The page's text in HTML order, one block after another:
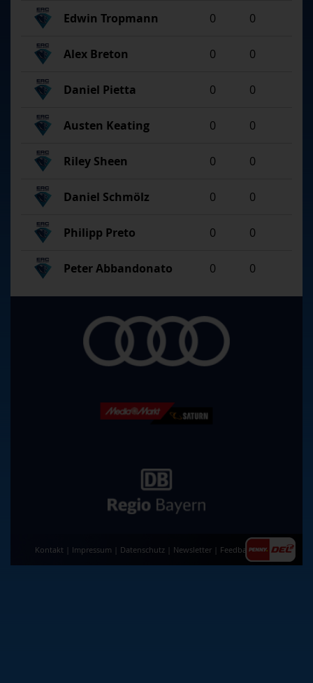
Edwin Tropmann 0 0
Alex Breton 0 0
Daniel Pietta 0 0
Austen Keating 0 0
Riley Sheen 0 0
Daniel Schmölz 0 0
Philipp Preto 0 0
Peter Abbandonato 0 0
Kontakt Impressum Datenschutz Newsletter Feedback|AGB